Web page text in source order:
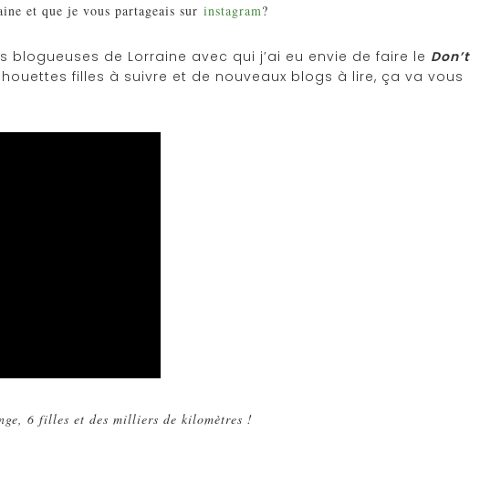
et que je vous partageais sur instagram?
blogueuses de Lorraine avec qui j’ai eu envie de faire le Don’t
filles à suivre et de nouveaux blogs à lire, ça va vous
6 filles et des milliers de kilomètres !